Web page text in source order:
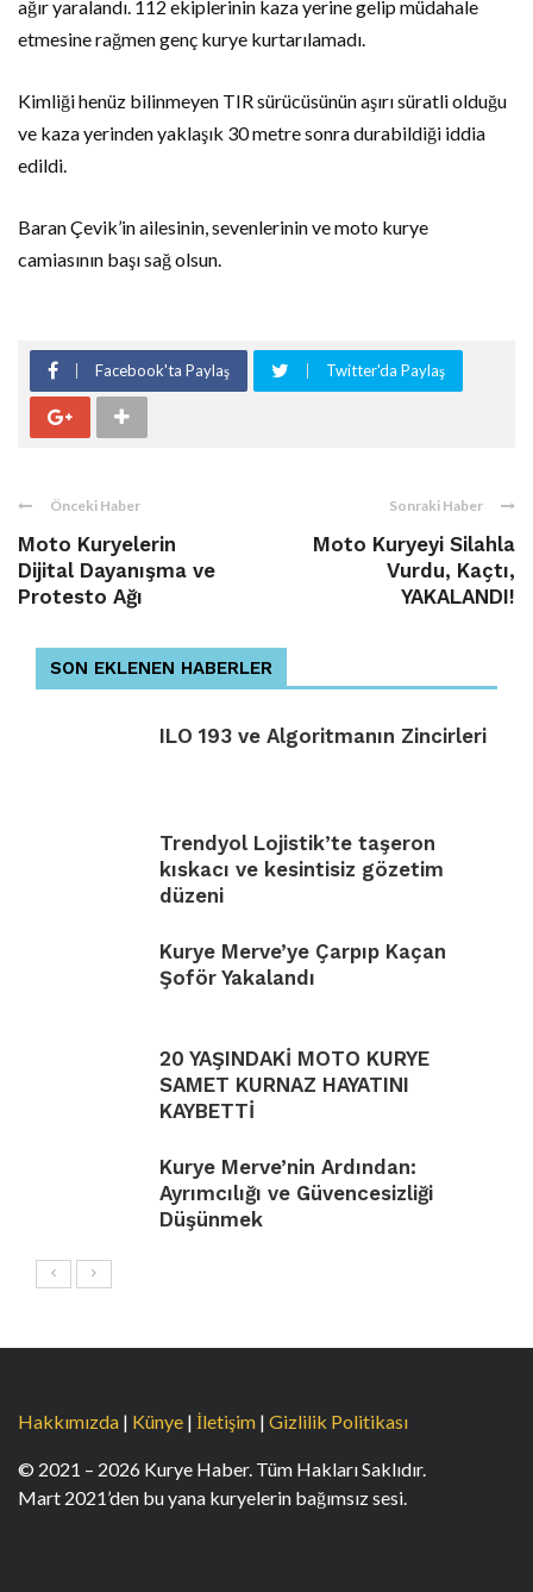
ağır yaralandı. 112 ekiplerinin kaza yerine gelip müdahale
etmesine rağmen genç kurye kurtarılamadı.
Kimliği henüz bilinmeyen TIR sürücüsünün aşırı süratli olduğu
ve kaza yerinden yaklaşık 30 metre sonra durabildiği iddia
edildi.
Baran Çevik’in ailesinin, sevenlerinin ve moto kurye
camiasının başı sağ olsun.
Facebook'ta Paylaş Twitter'da Paylaş
Önceki Haber
Moto Kuryelerin
Dijital Dayanışma ve
Protesto Ağı
Sonraki Haber
Moto Kuryeyi Silahla
Vurdu, Kaçtı,
YAKALANDI!
SON EKLENEN HABERLER
ILO 193 ve Algoritmanın Zincirleri
Trendyol Lojistik’te taşeron
kıskacı ve kesintisiz gözetim
düzeni
Kurye Merve’ye Çarpıp Kaçan
Şoför Yakalandı
20 YAŞINDAKİ MOTO KURYE
SAMET KURNAZ HAYATINI
KAYBETTİ
Kurye Merve’nin Ardından:
Ayrımcılığı ve Güvencesizliği
Düşünmek
Hakkımızda | Künye | İletişim | Gizlilik Politikası
© 2021 – 2026 Kurye Haber. Tüm Hakları Saklıdır.
Mart 2021’den bu yana kuryelerin bağımsız sesi.